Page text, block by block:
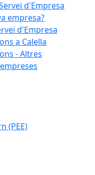
d'Empresa
empresa?
d'Empresa
a Calella
- Altres
(PEE)